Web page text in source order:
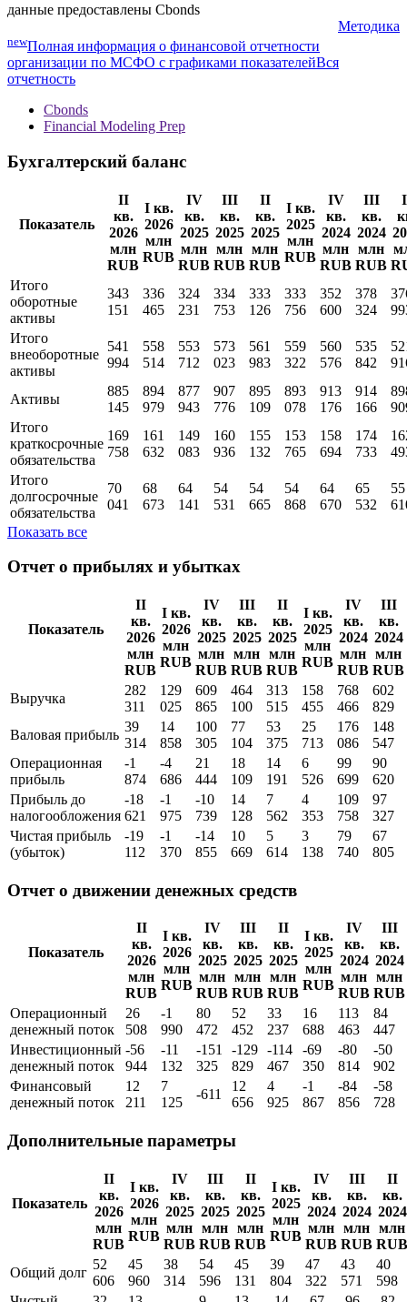
данные предоставлены Cbonds
Методика
newПолная информация о финансовой отчетности
организации по МСФО с графиками показателейВся
отчетность
Cbonds
Financial Modeling Prep
Бухгалтерский баланс
Показатель
II
кв.
2026
млн
RUB
I кв.
2026
млн
RUB
IV
кв.
2025
млн
RUB
III
кв.
2025
млн
RUB
II
кв.
2025
млн
RUB
I кв.
2025
млн
RUB
IV
кв.
2024
млн
RUB
III
кв.
2024
млн
RUB
Итого
оборотные
активы
343
151
336
465
324
231
334
753
333
126
333
756
352
600
378
324
Итого
внеоборотные
активы
541
994
558
514
553
712
573
023
561
983
559
322
560
576
535
842
Активы
885
145
894
979
877
943
907
776
895
109
893
078
913
176
914
166
Итого
краткосрочные
обязательства
169
758
161
632
149
083
160
936
155
132
153
765
158
694
174
733
Итого
долгосрочные
обязательства
70
041
68
673
64
141
54
531
54
665
54
868
64
670
65
532
55
Показать все
Отчет о прибылях и убытках
Показатель
II
кв.
2026
млн
RUB
I кв.
2026
млн
RUB
IV
кв.
2025
млн
RUB
III
кв.
2025
млн
RUB
II
кв.
2025
млн
RUB
I кв.
2025
млн
RUB
IV
кв.
2024
млн
RUB
III
кв.
2024
млн
RUB
Выручка
282
311
129
025
609
865
464
100
313
515
158
455
768
466
602
829
Валовая прибыль
39
314
14
858
100
305
77
104
53
375
25
713
176
086
148
547
Операционная
прибыль
-1
874
-4
686
21
444
18
109
14
191
6
526
99
699
90
620
Прибыль до
налогообложения
-18
621
-1
975
-10
739
14
128
7
562
4
353
109
758
97
327
Чистая прибыль
(убыток)
-19
112
-1
370
-14
855
10
669
5
614
3
138
79
740
67
805
Отчет о движении денежных средств
Показатель
II
кв.
2026
млн
RUB
I кв.
2026
млн
RUB
IV
кв.
2025
млн
RUB
III
кв.
2025
млн
RUB
II
кв.
2025
млн
RUB
I кв.
2025
млн
RUB
IV
кв.
2024
млн
RUB
III
кв.
2024
млн
RUB
Операционный
денежный поток
26
508
-1
990
80
472
52
452
33
237
16
688
113
463
84
447
Инвестиционный
денежный поток
-56
944
-11
132
-151
325
-129
829
-114
467
-69
350
-80
814
-50
902
Финансовый
денежный поток
12
211
7
125
-611
12
656
4
925
-1
867
-84
856
-58
728
Дополнительные параметры
Показатель
II
кв.
2026
млн
RUB
I кв.
2026
млн
RUB
IV
кв.
2025
млн
RUB
III
кв.
2025
млн
RUB
II
кв.
2025
млн
RUB
I кв.
2025
млн
RUB
IV
кв.
2024
млн
RUB
III
кв.
2024
млн
RUB
II
кв.
2024
млн
RUB
Общий долг
52
606
45
960
38
314
54
596
45
131
39
804
47
322
43
571
40
598